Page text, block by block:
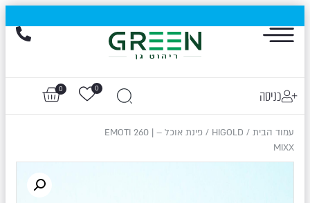
הייגולד- המותג שכבש את עולם החוץ, עכשיו בהנחות של עד 50%
כניסה 0
0
עמוד הבית /
HIGOLD
/ פינת אוכל – EMOTI 260 |
MIXX